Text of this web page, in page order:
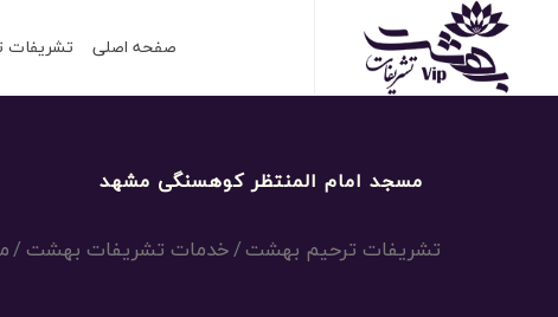
صفحه اصلی تشریفات
مسجد امام المنتظر کوهسنگی مشهد
تشریفات ترحیم بهشت خدمات تشریفات بهشت